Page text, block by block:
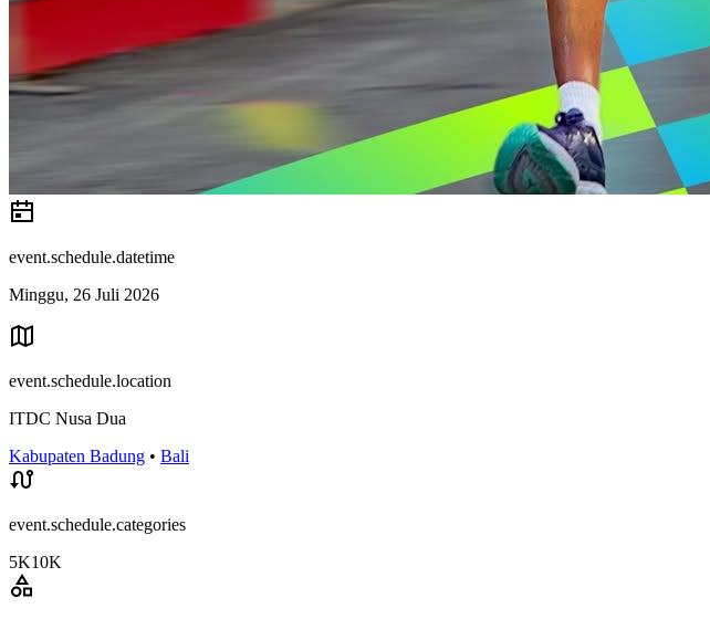
event.schedule.datetime
Minggu, 26 Juli 2026
event.schedule.location
ITDC Nusa Dua
Kabupaten Badung • Bali
event.schedule.categories
5K10K